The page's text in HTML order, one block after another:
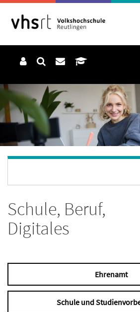
Schule, Beruf,
Digitales
Ehrenamt
Schule und